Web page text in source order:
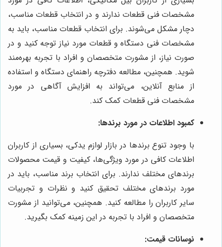
مشخصات فنی قطعات ندارند و در انتخاب قطعات مناسب،
دچار مشکل می‌شوند. برای انتخاب قطعات مناسب، باید به
مشخصات فنی دستگاه و قطعات مورد نیاز توجه کنید و در
صورت نیاز، از مشورت متخصصان و افراد با تجربه بهره‌مند
شوید. همچنین، مطالعه دفترچه راهنمای دستگاه و استفاده
از منابع آنلاین، می‌تواند به افزایش آگاهی در مورد
مشخصات فنی قطعات کمک کند.
کمبود اطلاعات در مورد برندها:
با وجود تنوع برندها در بازار لوازم یدکی، بسیاری از کاربران
اطلاعات کافی در مورد ویژگی‌ها، کیفیت و قیمت محصولات
برندهای مختلف ندارند. برای انتخاب برند مناسب، باید در
مورد برندهای مختلف تحقیق کنید و نظرات و تجربیات
سایر کاربران را مطالعه کنید. همچنین، می‌توانید از مشورت
متخصصان و افراد با تجربه در این زمینه کمک بگیرید.
نوسانات قیمت: